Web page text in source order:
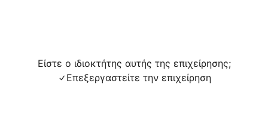
Είστε ο ιδιοκτήτης αυτής της επιχείρησης;
Επεξεργαστείτε την επιχείρηση